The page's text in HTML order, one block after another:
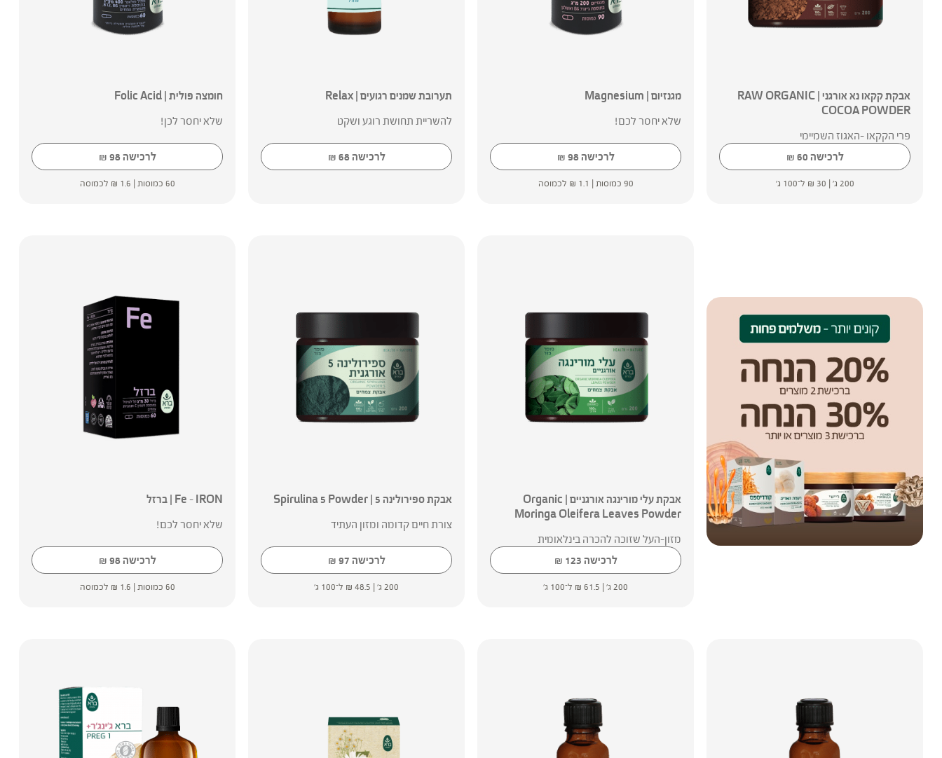
אבקת קקאו נא אורגני | RAW ORGANIC
COCOA POWDER
פרי הקקאו -האגוז השמיימי
לרכישה
₪ 60
200 ג' | ₪ 30 ל־100 ג'
מגנזיום | Magnesium
שלא יחסר לכם!
לרכישה ₪ 98
90 כמוסות | ₪ 1.1 לכמוסה
תערובת שמנים רגועים | Relax
להשריית תחושת רוגע ושקט
לרכישה ₪ 68
חומצה פולית | Folic Acid
שלא יחסר לכן!
לרכישה ₪ 98
60 כמוסות | ₪ 1.6 לכמוסה
אבקת עלי מורינגה אורגניים | Organic
Moringa Oleifera Leaves Powder
מזון-העל שזוכה להכרה בינלאומית
לרכישה
₪ 123
200 ג' | ₪ 61.5 ל־100 ג'
אבקת ספירולינה 5 | Spirulina 5 Powder
צורת חיים קדומה ומזון העתיד
לרכישה ₪ 97
200 ג' | ₪ 48.5 ל־100 ג'
Fe – IRON | ברזל
שלא יחסר לכם!
לרכישה ₪ 98
60 כמוסות | ₪ 1.6 לכמוסה